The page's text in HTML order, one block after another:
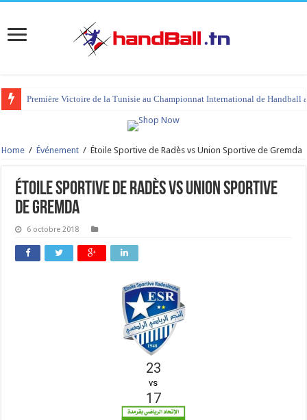
Première Victoire de la Tunisie au Championnat International de Handball
Home / Événement / Étoile Sportive de Radès vs Union Sportive de Gremda
Étoile Sportive de Radès vs Union Sportive
de Gremda
6 octobre 2018
23
vs
17